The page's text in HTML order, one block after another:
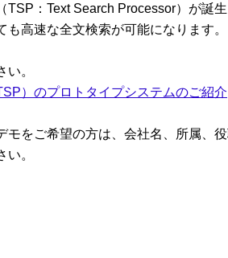
：Text Search Processor）が誕生
高速な全文検索が可能になります。
。
）のプロトタイプシステムのご紹介
をご希望の方は、会社名、所属、
い。